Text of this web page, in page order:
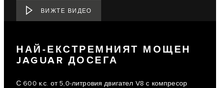
ВИЖТЕ ВИДЕО
НАЙ-ЕКСТРЕМНИЯТ МОЩЕН
JAGUAR ДОСЕГА
С 600 к.с. от 5,0-литровия двигател V8 с компресор